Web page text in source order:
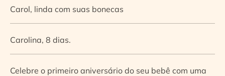
Carol, linda com suas bonecas
Carolina, 8 dias.
Celebre o primeiro aniversário do seu bebê com uma